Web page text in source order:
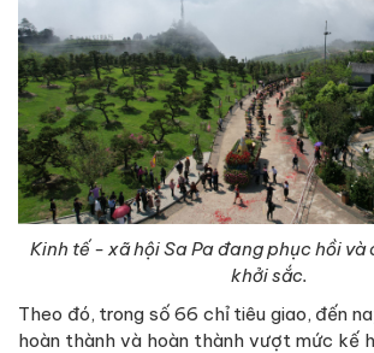
Kinh tế - xã hộiSa Pa đang phục hồi và
khởisắc.
Theo đó, trong số 66 chỉ tiêu giao, đến
hoàn thành và hoàn thành vượt mức kế